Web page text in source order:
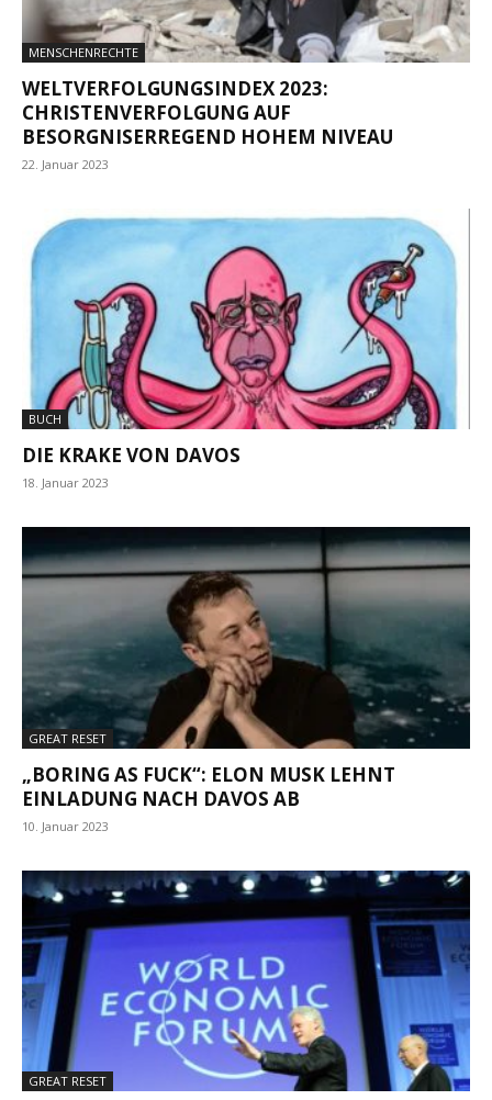
MENSCHENRECHTE
WELTVERFOLGUNGSINDEX 2023:
CHRISTENVERFOLGUNG AUF
BESORGNISERREGEND HOHEM NIVEAU
22. Januar 2023
BUCH
DIE KRAKE VON DAVOS
18. Januar 2023
GREAT RESET
„BORING AS FUCK“: ELON MUSK LEHNT
EINLADUNG NACH DAVOS AB
10. Januar 2023
GREAT RESET